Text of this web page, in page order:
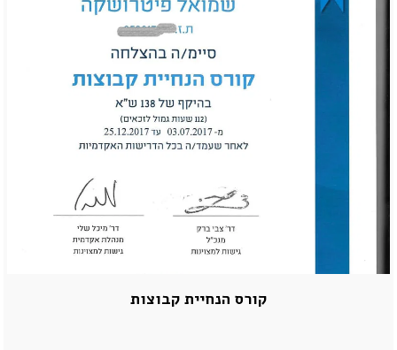
קורס הנחיית קבוצות